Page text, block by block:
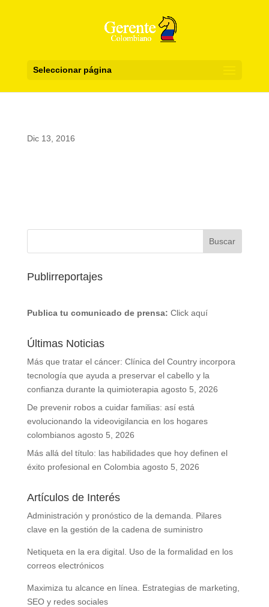
Seleccionar página
Dic 13, 2016
Publirreportajes
Publica tu comunicado de prensa: Click aquí
Últimas Noticias
Más que tratar el cáncer: Clínica del Country incorpora
tecnología que ayuda a preservar el cabello y la
confianza durante la quimioterapia agosto 5, 2026
De prevenir robos a cuidar familias: así está
evolucionando la videovigilancia en los hogares
colombianos agosto 5, 2026
Más allá del título: las habilidades que hoy definen el
éxito profesional en Colombia agosto 5, 2026
Artículos de Interés
Administración y pronóstico de la demanda. Pilares
clave en la gestión de la cadena de suministro
Netiqueta en la era digital. Uso de la formalidad en los
correos electrónicos
Maximiza tu alcance en línea. Estrategias de marketing,
SEO y redes sociales